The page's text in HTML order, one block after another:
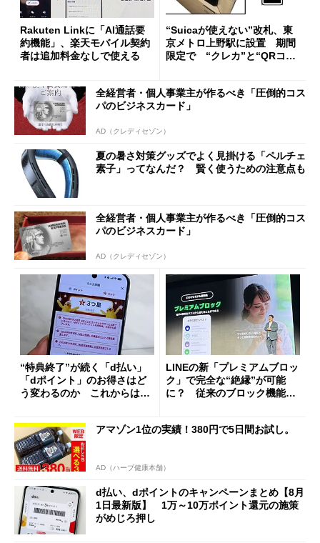
Rakuten Linkに「AI通話要
約機能」、楽天モバイル契約
者は追加料金なしで使える
“Suicaが使えない”改札、東
京メトロ上野駅に設置 期間
限定で “クレカ”と“QRコー
全経営者・個人事業主が作るべき「圧倒的コス
パのビジネスカード」
AD（クレディセゾン）
夏の暑さ対策グッズでよく見掛ける「ペルチェ
素子」ってなんだ？ 賢く使うための注意点も
全経営者・個人事業主が作るべき「圧倒的コス
パのビジネスカード」
AD（クレディセゾン）
“特典終了”が続く「d払い」
「dポイント」のお得さはど
う変わるのか これからは
LINEの新「プレミアムブロッ
ク」で完全な“絶縁”が可能
に？ 従来のブロック機能と
アマゾン1位の実績！380円で5日間お試し。
AD（ハーブ健康本舗）
d払い、dポイントのキャンペーンまとめ【8月
1日最新版】 1万～10万ポイント還元の施策
がめじろ押し